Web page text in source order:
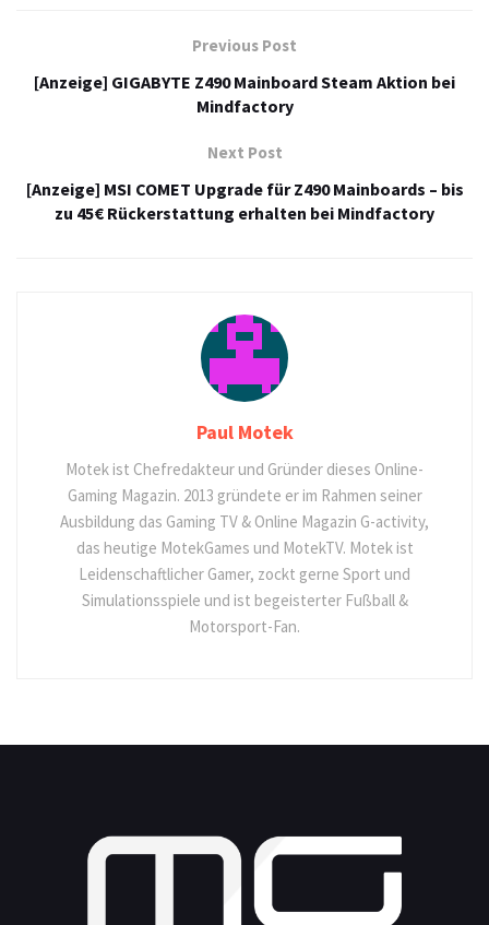
Previous Post
[Anzeige] GIGABYTE Z490 Mainboard Steam Aktion bei
Mindfactory
Next Post
[Anzeige] MSI COMET Upgrade für Z490 Mainboards – bis
zu 45€ Rückerstattung erhalten bei Mindfactory
Paul Motek
Motek ist Chefredakteur und Gründer dieses Online-
Gaming Magazin. 2013 gründete er im Rahmen seiner
Ausbildung das Gaming TV & Online Magazin G-activity,
das heutige MotekGames und MotekTV. Motek ist
Leidenschaftlicher Gamer, zockt gerne Sport und
Simulationsspiele und ist begeisterter Fußball &
Motorsport-Fan.